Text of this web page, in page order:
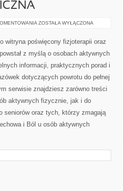
REHABILITACJA
REHABILITACJA
KARDIOLOGICZNA
ZOSTAŁA WYŁĄCZONA
witryna poświęcony fizjoterapii oraz
z myślą o osobach aktywnych
informacji, praktycznych porad i
dotyczących powrotu do pełnej
serwisie znajdziesz zarówno treści
aktywnych fizycznie, jak i do
seniorów oraz tych, którzy zmagają
i Ból u osób aktywnych